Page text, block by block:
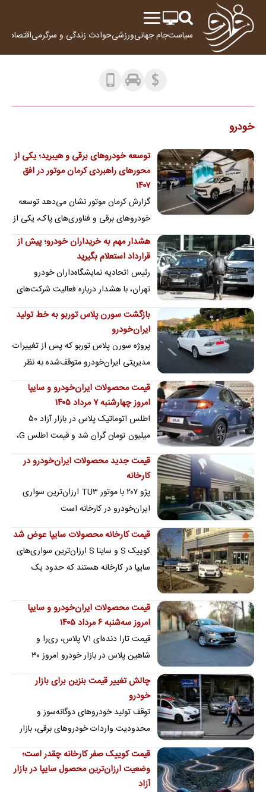
سیاستجام جهانیورزشیحوادث زندگی و سرگرمیاقتصاد
خودرو
توسعه خودروهای برقی و هیبرید؛ یکی از
محورهای راهبردی کرمان موتور در افق
۱۴۰۷
گزارش کرمان موتور نشان می‌دهد توسعه
خودروهای برقی و فناوری‌های پاک، یکی از
محورهای اصلی برنامه‌های راهبردی این
شرکت در…
هشدار مهم به خریداران خودرو؛ پیش از
قرارداد استعلام بگیرید
رئیس اتحادیه نمایشگاه‌داران خودرو
تهران، با هشدار درباره فعالیت شرکت‌های
فاقد صلاحیت و فروش حواله‌های
غیرقانونی، گفت…
بازگشت سورن پلاس توربو به خط تولید
ایران‌خودرو
پروژه سورن پلاس توربو که پس از تغییرات
مدیریتی ایران‌خودرو متوقف‌شده به نظر
می‌رسید، دوباره به فهرست برنامه‌های
تولید…
قیمت محصولات ایران‌خودرو و سایپا
امروز چهارشنبه ۷ مرداد ۱۴۰۵
اطلس اتوماتیک پلاس در بازار آزاد ۵۰
میلیون تومان گران شد و قیمت اطلس G،
دنا پلاس اتوماتیک و تارا اتوماتیک نیز هر
کدام…
قیمت جدید محصولات ایران‌خودرو در
کارخانه
پژو ۲۰۷ با موتور TU۳ ارزان‌ترین سواری
ایران‌خودرو در کارخانه است
قیمت کارخانه محصولات سایپا عوض شد
کوییک S و ساینا S ارزان‌ترین سواری‌های
سایپا در کارخانه هستند که حدود یک
قیمت محصولات ایران‌خودرو و سایپا
امروز سه‌شنبه ۶ مرداد ۱۴۰۵
قیمت تارا دنده‌ای V۱ پلاس، ری‌را و
شاهین پلاس در بازار خودرو امروز ۳۰
میلیون تومان کاهش پیدا کرد
چالش تغییر قیمت بنزین برای بازار
خودرو
توقف تولید خودروهای دوگانه‌سوز و
محدودیت واردات خودروهای برقی، بازار
خودرو را در آستانه اصلاح سیاست بنزینی با
کمبود…
قیمت کوییک صفر کارخانه چقدر است؛
وضعیت ارزان‌ترین محصول سایپا در بازار
آزاد